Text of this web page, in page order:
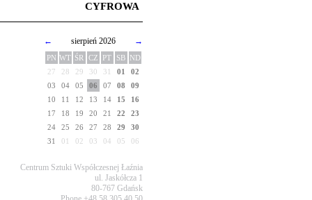
CYFROWA
← sierpień 2026 →
PN WT ŚR CZ PT SB ND
27
28 29 30 31 01
02
03
04 05 06 07 08
09
10
11 12 13 14 15
16
17
18 19 20 21 22
23
24
25 26 27 28 29
30
31
01 02 03 04 05 06
Centrum Sztuki Współczesnej Łaźnia
ul. Jaskółcza 1
80-767 Gdańsk